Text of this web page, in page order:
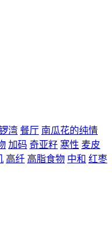
湾 餐厅 南瓜花的纯情
加码 奇亚籽 寒性 麦皮
高纤 高脂食物 中和 红枣